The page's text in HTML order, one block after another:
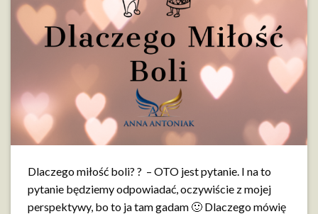
Dlaczego miłość boli? ? – OTO jest pytanie. I na to
pytanie będziemy odpowiadać, oczywiście z mojej
perspektywy, bo to ja tam gadam 🙂 Dlaczego mówię